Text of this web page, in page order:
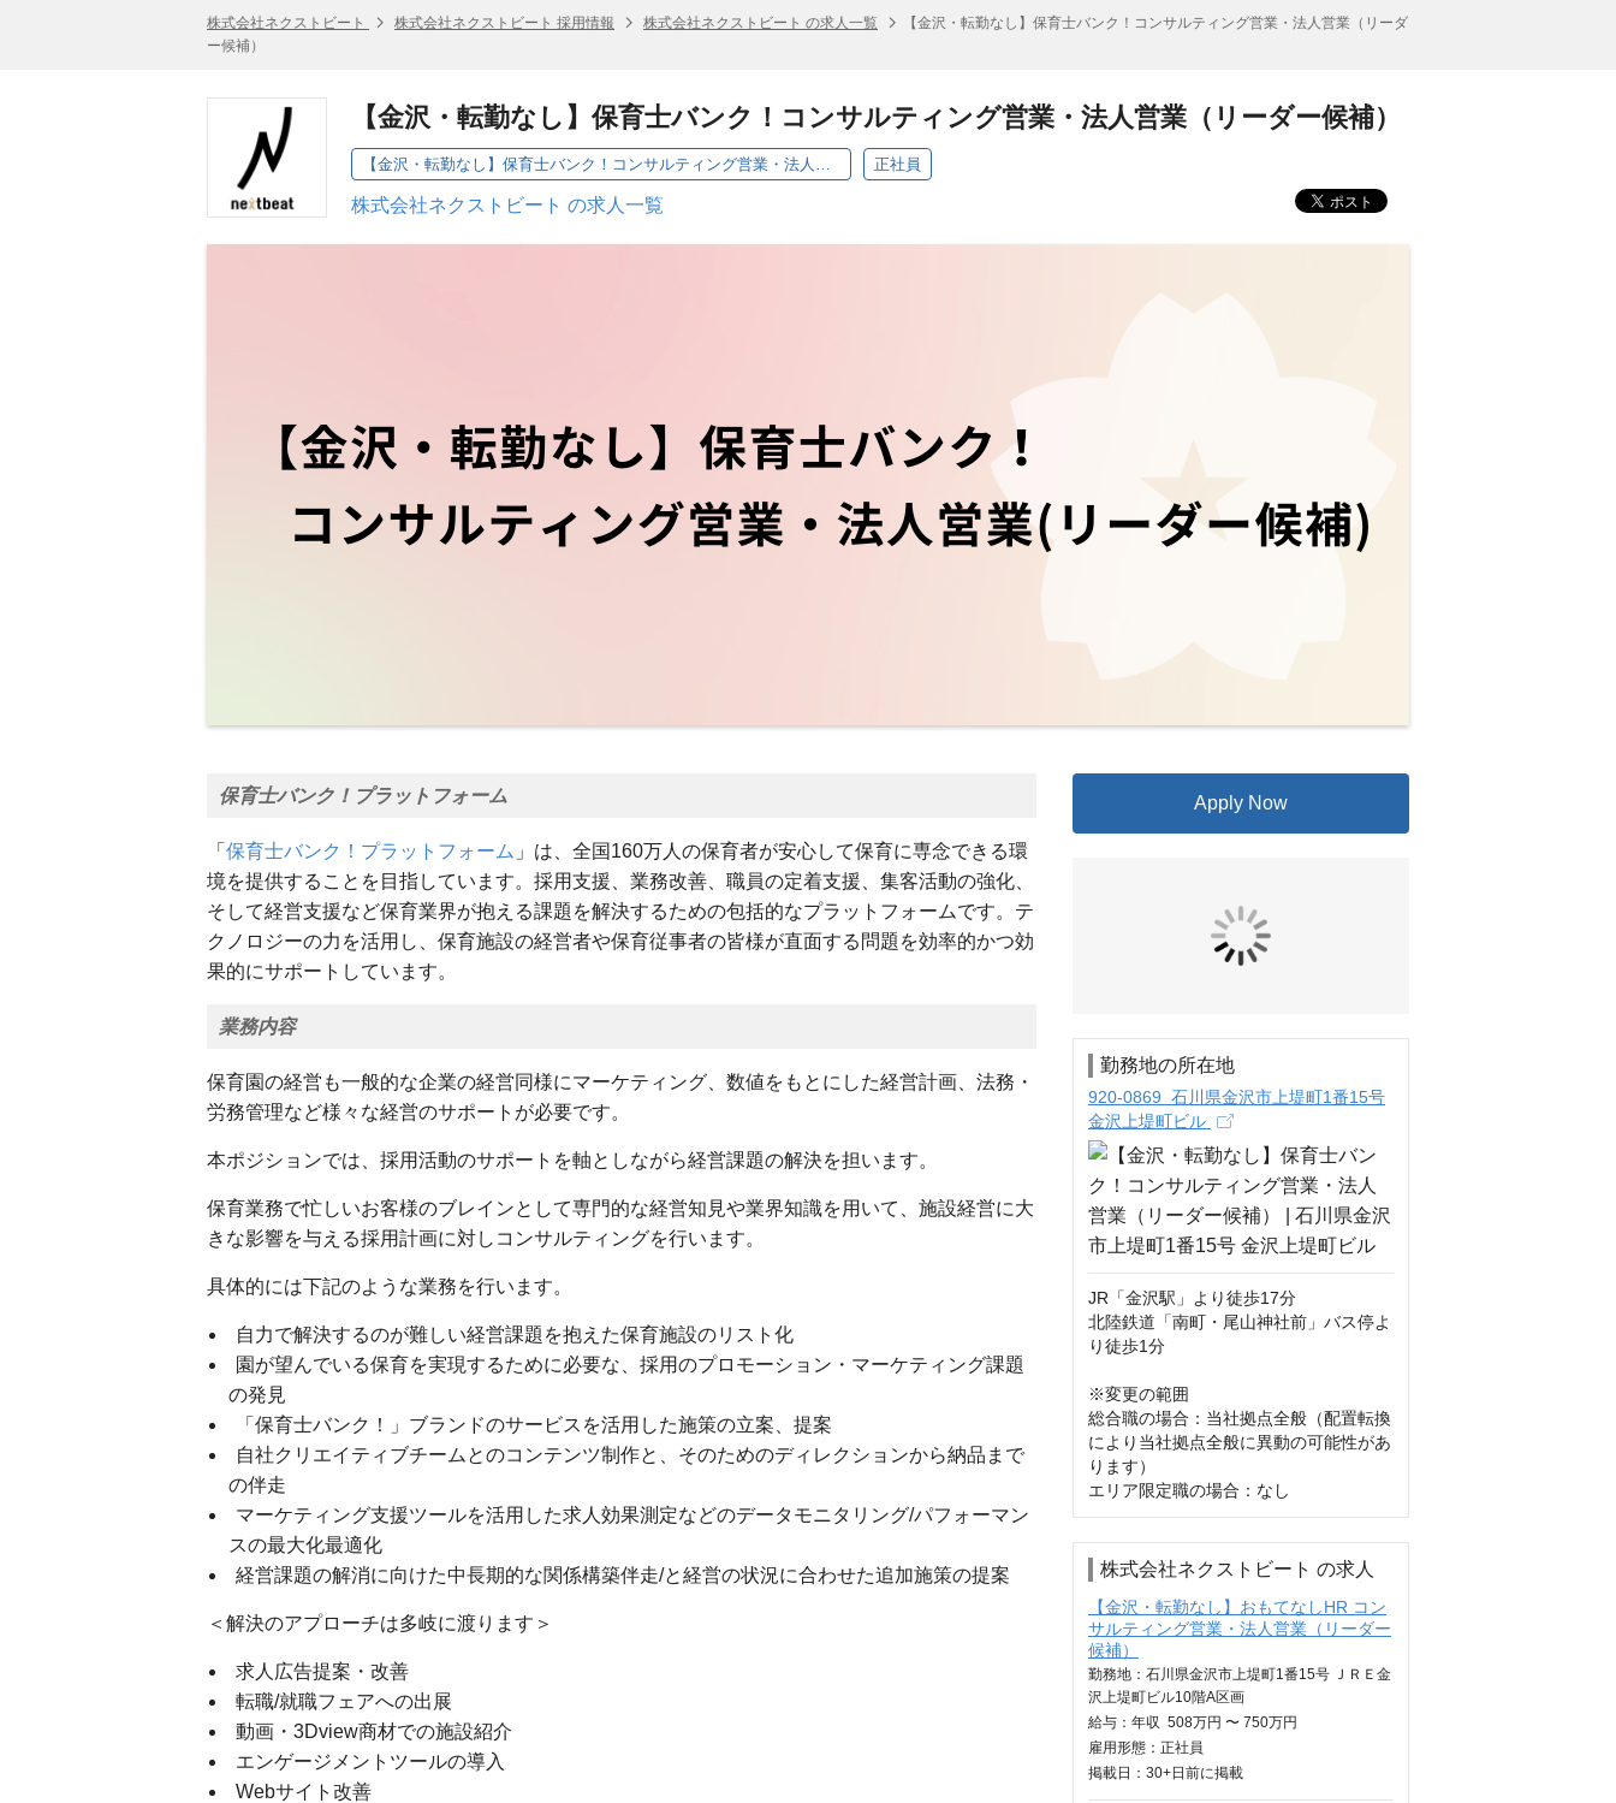
株式会社ネクストビート 株式会社ネクストビート 採用情報 株式会社ネクストビート の求人一覧
【金沢・転勤なし】保育士バンク！コンサルティング営業・法人営業（リーダ
ー候補）
【金沢・転勤なし】保育士バンク！コンサルティング営業・法人営業（リーダー候補）
【金沢・転勤なし】保育士バンク！コンサルティング営業・法人営業（リーダー候補） 正社員
株式会社ネクストビート の求人一覧
保育士バンク！プラットフォーム
「 保育士バンク！プラットフォーム 」は、全国160万人の保育者が安心して保育に専念できる環
境を提供することを目指しています。採用支援、業務改善、職員の定着支援、集客活動の強化、
そして経営支援など保育業界が抱える課題を解決するための包括的なプラットフォームです。テ
クノロジーの力を活用し、保育施設の経営者や保育従事者の皆様が直面する問題を効率的かつ効
果的にサポートしています。
業務内容
保育園の経営も一般的な企業の経営同様にマーケティング、数値をもとにした経営計画、法務・
労務管理など様々な経営のサポートが必要です。
本ポジションでは、採用活動のサポートを軸としながら経営課題の解決を担います。
保育業務で忙しいお客様のブレインとして専門的な経営知見や業界知識を用いて、施設経営に大
きな影響を与える採用計画に対しコンサルティングを行います。
具体的には下記のような業務を行います。
自力で解決するのが難しい経営課題を抱えた保育施設のリスト化
園が望んでいる保育を実現するために必要な、採用のプロモーション・マーケティング課題
の発見
「保育士バンク！」ブランドのサービスを活用した施策の立案、提案
自社クリエイティブチームとのコンテンツ制作と、そのためのディレクションから納品まで
の伴走
マーケティング支援ツールを活用した求人効果測定などのデータモニタリング/パフォーマン
スの最大化最適化
経営課題の解消に向けた中長期的な関係構築伴走/と経営の状況に合わせた追加施策の提案
＜解決のアプローチは多岐に渡ります＞
求人広告提案・改善
転職/就職フェアへの出展
動画・3Dview商材での施設紹介
エンゲージメントツールの導入
Webサイト改善
Apply Now
勤務地の所在地
920-0869 石川県金沢市上堤町1番15号
金沢上堤町ビル
JR「金沢駅」より徒歩17分
北陸鉄道「南町・尾山神社前」バス停よ
り徒歩1分
※変更の範囲
総合職の場合：当社拠点全般（配置転換
により当社拠点全般に異動の可能性があ
ります）
エリア限定職の場合：なし
株式会社ネクストビート の求人
【金沢・転勤なし】おもてなしHR コン
サルティング営業・法人営業（リーダー
候補）
勤務地：石川県金沢市上堤町1番15号 ＪＲＥ金
沢上堤町ビル10階A区画
給与： 年収 508万円 〜 750万円
雇用形態：正社員
掲載日： 30+日 前に掲載